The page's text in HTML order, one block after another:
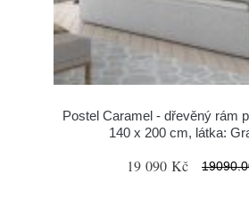
Postel Caramel - dřevěný rám
140 x 200 cm, látka:
19 090 Kč